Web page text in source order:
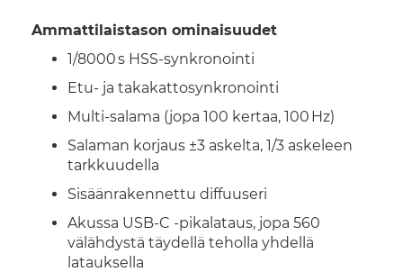
Ammattilaistason ominaisuudet
1/8000 s HSS-synkronointi
Etu- ja takakattosynkronointi
Multi-salama (jopa 100 kertaa, 100 Hz)
Salaman korjaus ±3 askelta, 1/3 askeleen
tarkkuudella
Sisäänrakennettu diffuuseri
Akussa USB-C -pikalataus, jopa 560
välähdystä täydellä teholla yhdellä
latauksella